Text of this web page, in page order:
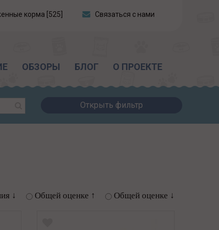
корма [525] Связаться с нами
ОБЗОРЫ БЛОГ О ПРОЕКТЕ
Открыть фильтр
↓ Общей оценке ↑ Общей оценке ↓